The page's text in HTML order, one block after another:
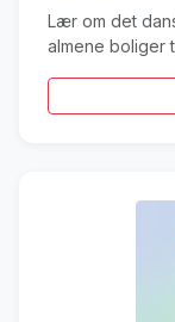
Lær om det
almene boliger